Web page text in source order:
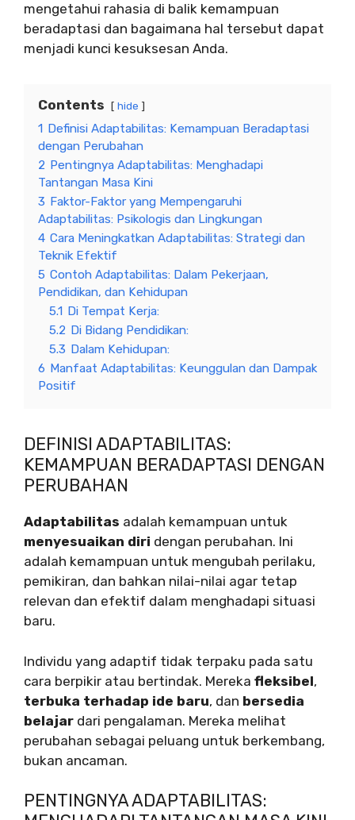
mengetahui rahasia di balik kemampuan
beradaptasi dan bagaimana hal tersebut dapat
menjadi kunci kesuksesan Anda.
Contents hide
1 Definisi Adaptabilitas: Kemampuan Beradaptasi
dengan Perubahan
2 Pentingnya Adaptabilitas: Menghadapi
Tantangan Masa Kini
3 Faktor-Faktor yang Mempengaruhi
Adaptabilitas: Psikologis dan Lingkungan
4 Cara Meningkatkan Adaptabilitas: Strategi dan
Teknik Efektif
5 Contoh Adaptabilitas: Dalam Pekerjaan,
Pendidikan, dan Kehidupan
5.1 Di Tempat Kerja:
5.2 Di Bidang Pendidikan:
5.3 Dalam Kehidupan:
6 Manfaat Adaptabilitas: Keunggulan dan Dampak
Positif
DEFINISI ADAPTABILITAS:
KEMAMPUAN BERADAPTASI DENGAN
PERUBAHAN
Adaptabilitas adalah kemampuan untuk
menyesuaikan diri dengan perubahan. Ini
adalah kemampuan untuk mengubah perilaku,
pemikiran, dan bahkan nilai-nilai agar tetap
relevan dan efektif dalam menghadapi situasi
baru.
Individu yang adaptif tidak terpaku pada satu
cara berpikir atau bertindak. Mereka fleksibel,
terbuka terhadap ide baru, dan bersedia
belajar dari pengalaman. Mereka melihat
perubahan sebagai peluang untuk berkembang,
bukan ancaman.
PENTINGNYA ADAPTABILITAS: